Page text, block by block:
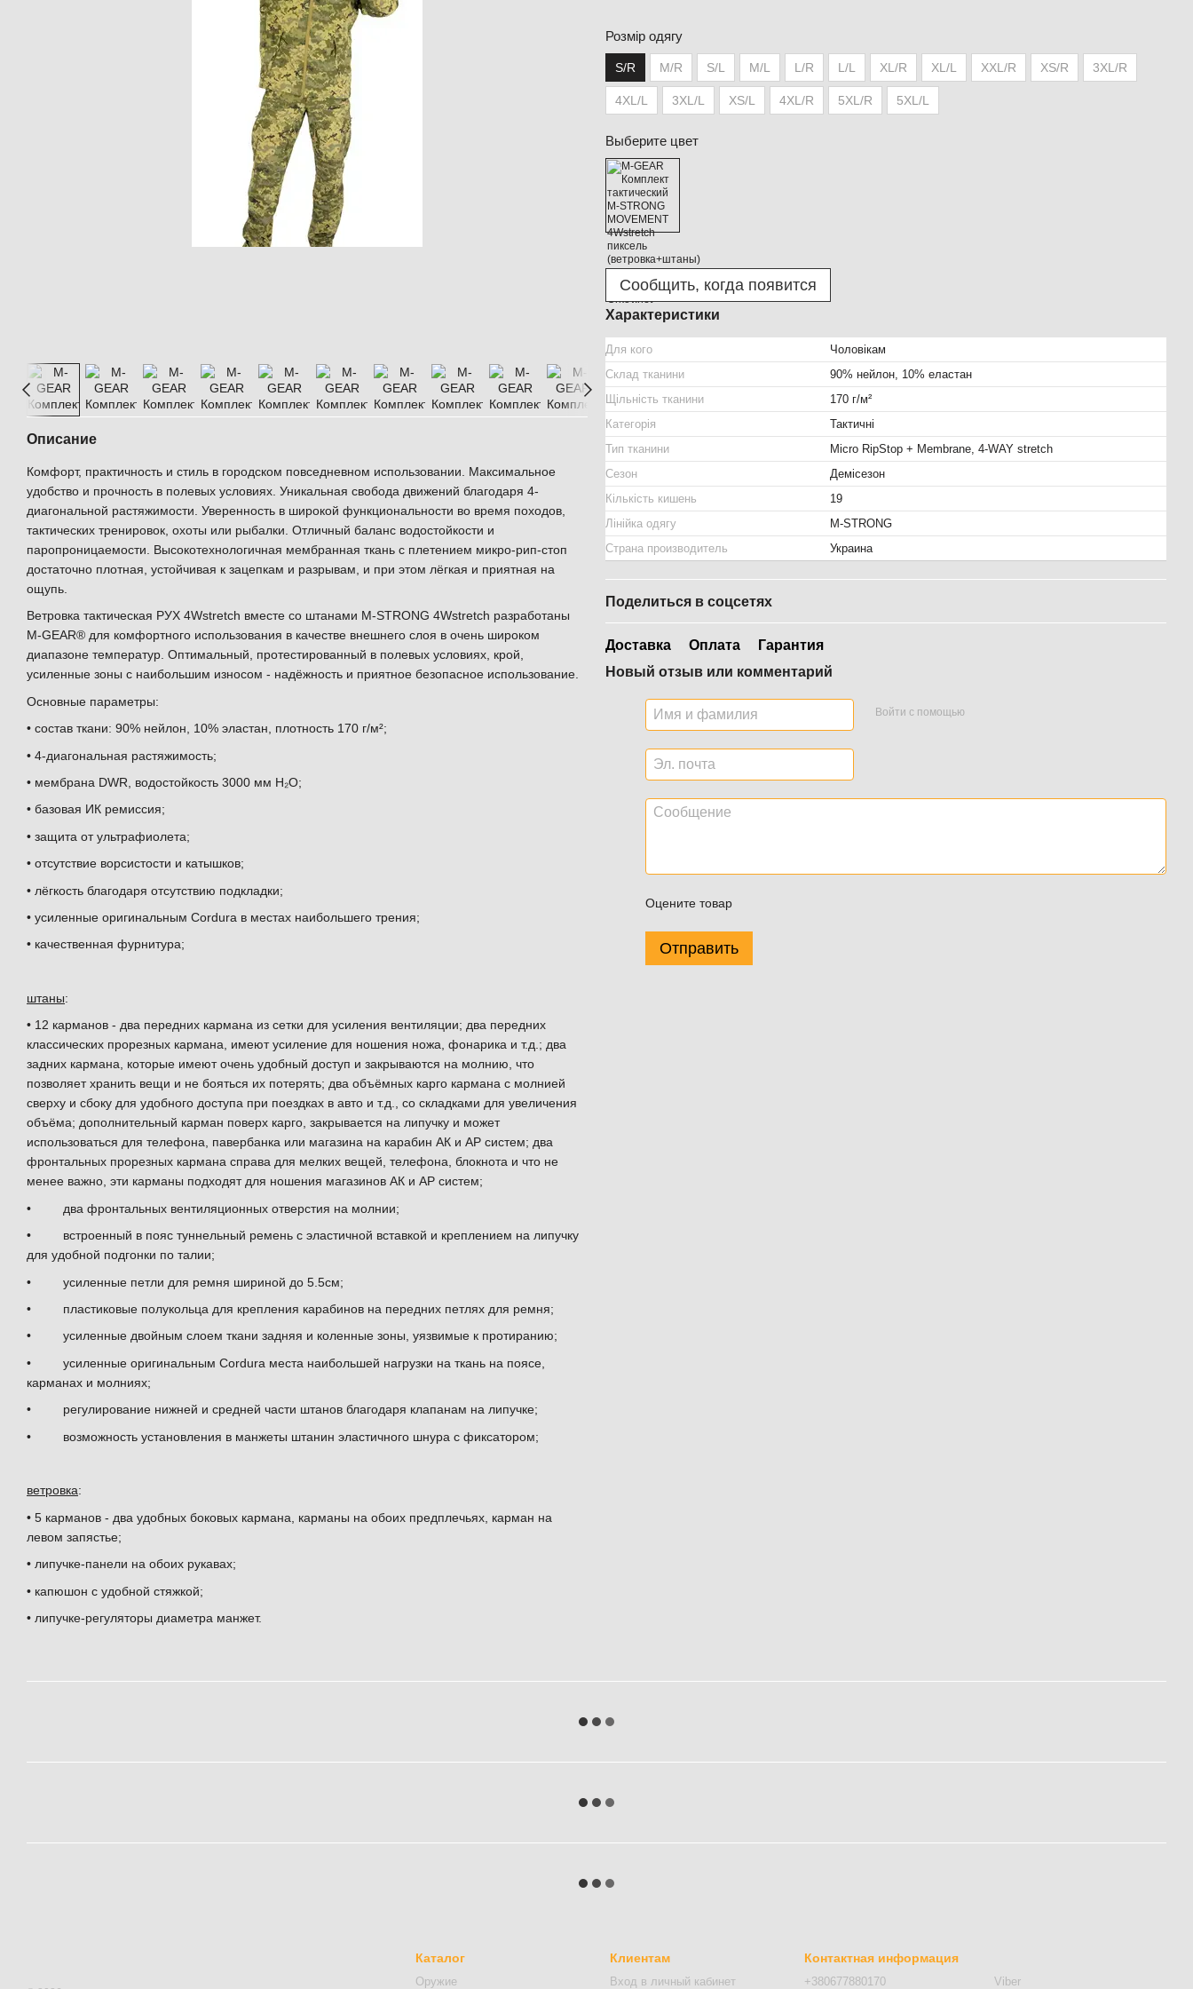
Описание
Комфорт, практичность и стиль в городском повседневном использовании. Максимальное
удобство и прочность в полевых условиях. Уникальная свобода движений благодаря 4-
диагональной растяжимости. Уверенность в широкой функциональности во время походов,
тактических тренировок, охоты или рыбалки. Отличный баланс водостойкости и
паропроницаемости. Высокотехнологичная мембранная ткань с плетением микро-рип-стоп
достаточно плотная, устойчивая к зацепкам и разрывам, и при этом лёгкая и приятная на
ощупь.
Ветровка тактическая РУХ 4Wstretch вместе со штанами M-STRONG 4Wstretch разработаны
M-GEAR® для комфортного использования в качестве внешнего слоя в очень широком
диапазоне температур. Оптимальный, протестированный в полевых условиях, крой,
усиленные зоны с наибольшим износом - надёжность и приятное безопасное использование.
Основные параметры:
• состав ткани: 90% нейлон, 10% эластан, плотность 170 г/м²;
• 4-диагональная растяжимость;
• мембрана DWR, водостойкость 3000 мм Н₂O;
• базовая ИК ремиссия;
• защита от ультрафиолета;
• отсутствие ворсистости и катышков;
• лёгкость благодаря отсутствию подкладки;
• усиленные оригинальным Cordura в местах наибольшего трения;
• качественная фурнитура;
штаны:
• 12 карманов - два передних кармана из сетки для усиления вентиляции; два передних
классических прорезных кармана, имеют усиление для ношения ножа, фонарика и т.д.; два
задних кармана, которые имеют очень удобный доступ и закрываются на молнию, что
позволяет хранить вещи и не бояться их потерять; два объёмных карго кармана с молнией
сверху и сбоку для удобного доступа при поездках в авто и т.д., со складками для увеличения
объёма; дополнительный карман поверх карго, закрывается на липучку и может
использоваться для телефона, павербанка или магазина на карабин АК и АР систем; два
фронтальных прорезных кармана справа для мелких вещей, телефона, блокнота и что не
менее важно, эти карманы подходят для ношения магазинов АК и АР систем;
• два фронтальных вентиляционных отверстия на молнии;
• встроенный в пояс туннельный ремень с эластичной вставкой и креплением на липучку
для удобной подгонки по талии;
• усиленные петли для ремня шириной до 5.5см;
• пластиковые полукольца для крепления карабинов на передних петлях для ремня;
• усиленные двойным слоем ткани задняя и коленные зоны, уязвимые к протиранию;
• усиленные оригинальным Cordura места наибольшей нагрузки на ткань на поясе,
карманах и молниях;
• регулирование нижней и средней части штанов благодаря клапанам на липучке;
• возможность установления в манжеты штанин эластичного шнура с фиксатором;
ветровка:
• 5 карманов - два удобных боковых кармана, карманы на обоих предплечьях, карман на
левом запястье;
• липучке-панели на обоих рукавах;
• капюшон с удобной стяжкой;
• липучке-регуляторы диаметра манжет.
Розмір одягу
S/R M/R S/L M/L L/R L/L XL/R XL/L XXL/R XS/R 3XL/R
4XL/L 3XL/L XS/L 4XL/R 5XL/R 5XL/L
Выберите цвет
Сообщить, когда появится
Характеристики
Для кого
Чоловікам
Склад тканини
90% нейлон, 10% еластан
Щільність тканини
170 г/м²
Категорія
Тактичні
Тип тканини
Micro RipStop + Membrane, 4-WAY stretch
Сезон
Демісезон
Кількість кишень
19
Лінійка одягу
M-STRONG
Страна производитель
Украина
Поделиться в соцсетях
Доставка Оплата
Гарантия
Новый отзыв или комментарий
Войти с помощью
Оцените товар
Отправить
Каталог
Оружие
Клиентам
Вход в личный кабинет
Контактная информация
+380677880170 Viber